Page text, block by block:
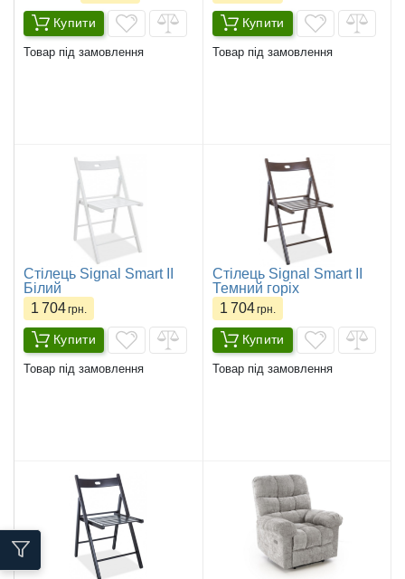
Купити
Товар під замовлення
Купити
Товар під замовлення
Стілець Signal Smart II
Білий
1 704грн.
Купити
Товар під замовлення
Стілець Signal Smart II
Темний горіх
1 704грн.
Купити
Товар під замовлення